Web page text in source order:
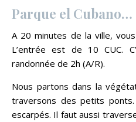
Parque el Cubano…
A 20 minutes de la ville,
L’entrée est de 10 CUC.
randonnée de 2h (A/R).
Nous partons dans la
traversons des petits
escarpés. Il faut aussi